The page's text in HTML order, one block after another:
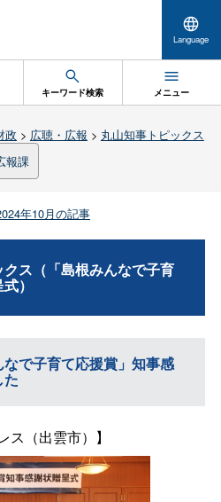
Language
キーワード検索 メニュー
政 > 広聴・広報 > 丸山知事トピックス
報課
年10月の記事
ス（「島根みんなで子育
）
で子育て応援賞」知事感
た
ス（出雲市）】